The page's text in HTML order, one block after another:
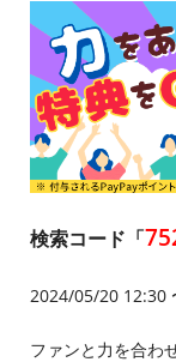
検索コード「
2024/05/20 12:30
ファンと力を合わ